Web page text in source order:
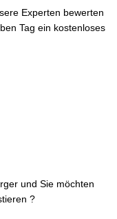
Experten bewerten
Tag ein kostenloses
und Sie möchten
?